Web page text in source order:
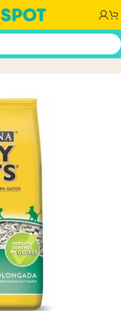
1.8 kg Bolsón x 6 Unidades